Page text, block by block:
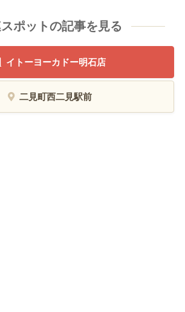
ポットの記事を見る
イトーヨーカドー明石店
二見町西二見駅前